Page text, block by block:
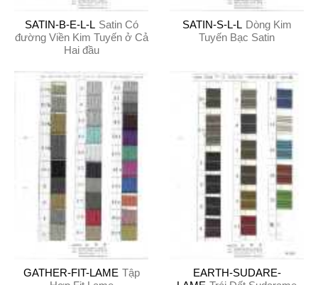
SATIN-B-E-L-L Satin Có
đường Viền Kim Tuyến ở Cả
Hai đầu
SATIN-S-L-L Dòng Kim
Tuyến Bạc Satin
GATHER-FIT-LAME Tập
EARTH-SUDARE-